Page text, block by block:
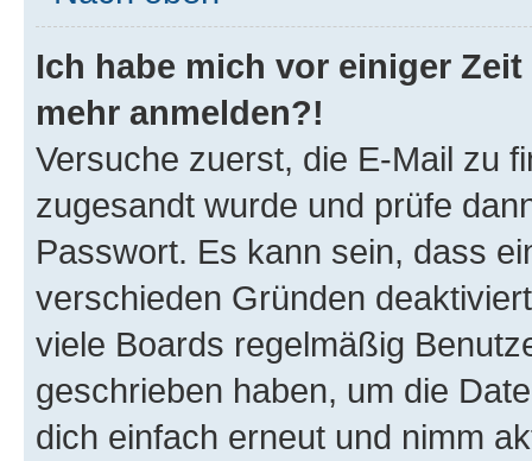
Ich habe mich vor einiger
mehr anmelden?!
Versuche zuerst, die E-Mail zu
zugesandt wurde und prüfe
Passwort. Es kann sein, dass
verschieden Gründen
viele Boards regelmäßig
geschrieben haben, um die
dich einfach erneut und nimm